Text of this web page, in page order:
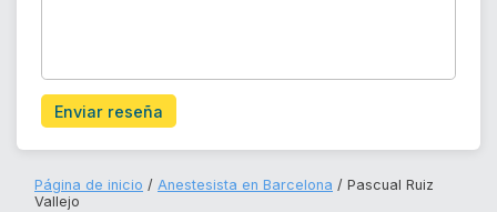
Enviar reseña
Página de inicio Anestesista en Barcelona
Pascual Ruiz
Vallejo